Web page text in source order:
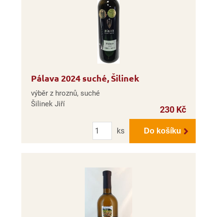
Pálava 2024 suché, Šilinek
výběr z hroznů, suché
Šilinek Jiří
230 Kč
Počet
ks
Do košíku